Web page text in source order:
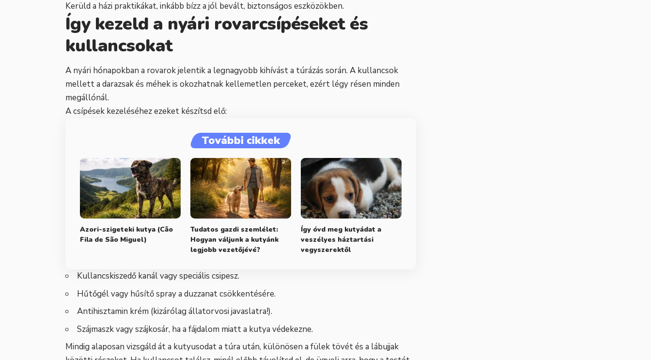
Kerüld a házi praktikákat, inkább bízz a jól bevált, biztonságos eszközökben.
Így kezeld a nyári rovarcsípéseket és
kullancsokat
A nyári hónapokban a rovarok jelentik a legnagyobb kihívást a túrázás során. A kullancsok
mellett a darazsak és méhek is okozhatnak kellemetlen perceket, ezért légy résen minden
megállónál.
A csípések kezeléséhez ezeket készítsd elő:
További cikkek
Azori-szigeteki kutya (Cão
Fila de São Miguel)
Tudatos gazdi szemlélet:
Hogyan váljunk a kutyánk
legjobb vezetőjévé?
Így óvd meg kutyádat a
veszélyes háztartási
vegyszerektől
Kullancskiszedő kanál vagy speciális csipesz.
Hűtőgél vagy hűsítő spray a duzzanat csökkentésére.
Antihisztamin krém (kizárólag állatorvosi javaslatra!).
Szájmaszk vagy szájkosár, ha a fájdalom miatt a kutya védekezne.
Mindig alaposan vizsgáld át a kutyusodat a túra után, különösen a fülek tövét és a lábujjak